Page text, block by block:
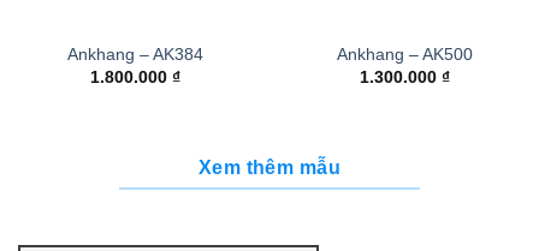
Ankhang – AK384
1.800.000 ₫
Ankhang – AK500
1.300.000 ₫
Xem thêm mẫu